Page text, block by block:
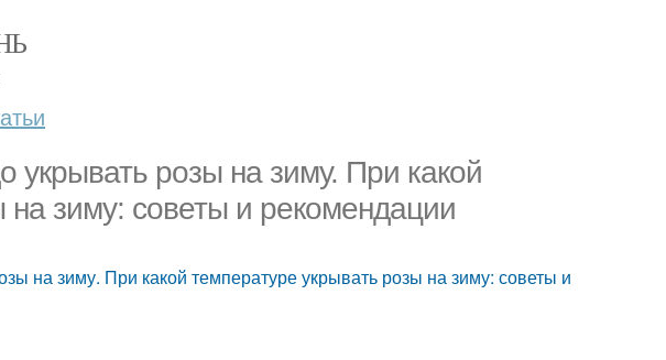
укрывать розы на зиму. При какой
на зиму: советы и рекомендации
на зиму. При какой температуре укрывать розы на зиму: советы и